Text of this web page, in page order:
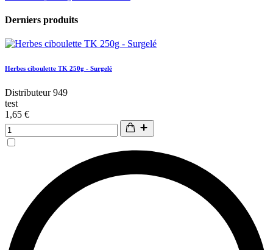
Derniers produits
Herbes ciboulette TK 250g - Surgelé
Distributeur 949
test
1,65 €